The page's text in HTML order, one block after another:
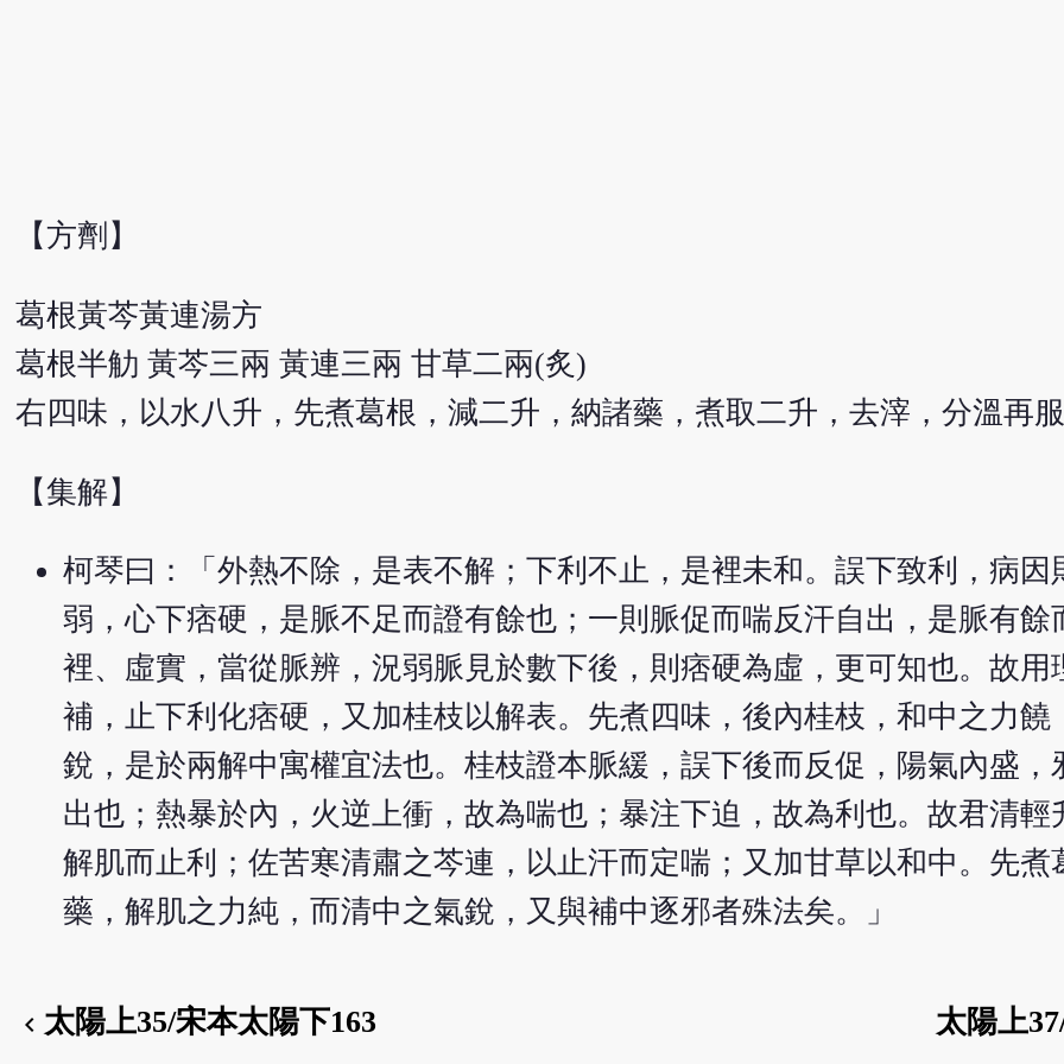
【方劑】
葛根黃芩黃連湯方
葛根半觔 黃芩三兩 黃連三兩 甘草二兩(炙)
右四味，以水八升，先煮葛根，減二升，納諸藥，煮取二升，去滓，分溫再
【集解】
柯琴曰：「外熱不除，是表不解；下利不止，是裡未和。誤下致利，病因
弱，心下痞硬，是脈不足而證有餘也；一則脈促而喘反汗自出，是脈有餘
裡、虛實，當從脈辨，況弱脈見於數下後，則痞硬為虛，更可知也。故用
補，止下利化痞硬，又加桂枝以解表。先煮四味，後內桂枝，和中之力饒
銳，是於兩解中寓權宜法也。桂枝證本脈緩，誤下後而反促，陽氣內盛，
出也；熱暴於內，火逆上衝，故為喘也；暴注下迫，故為利也。故君清輕
解肌而止利；佐苦寒清肅之芩連，以止汗而定喘；又加甘草以和中。先煮
藥，解肌之力純，而清中之氣銳，又與補中逐邪者殊法矣。」
chevron_left 太陽上35/宋本太陽下163 太陽上